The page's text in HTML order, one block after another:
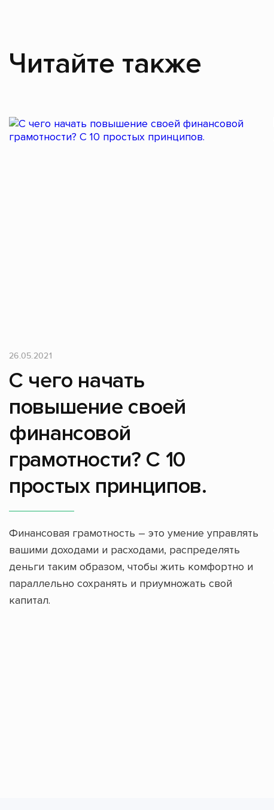
Читайте также
26.05.2021
С чего начать
повышение своей
финансовой
грамотности? С 10
простых принципов.
Финансовая грамотность – это умение управлять
вашими доходами и расходами, распределять
деньги таким образом, чтобы жить комфортно и
параллельно сохранять и приумножать свой
капитал.